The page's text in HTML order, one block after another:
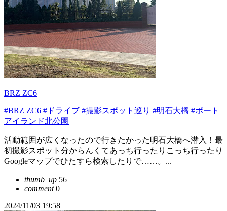
BRZ ZC6
#BRZ ZC6 #ドライブ #撮影スポット巡り #明石大橋 #ポート
アイランド北公園
活動範囲が広くなったので行きたかった明石大橋へ潜入！最
初撮影スポット分からんくてあっち行ったりこっち行ったり
Googleマップでひたすら検索したりで……。...
thumb_up 56
comment0
2024/11/03 19:58